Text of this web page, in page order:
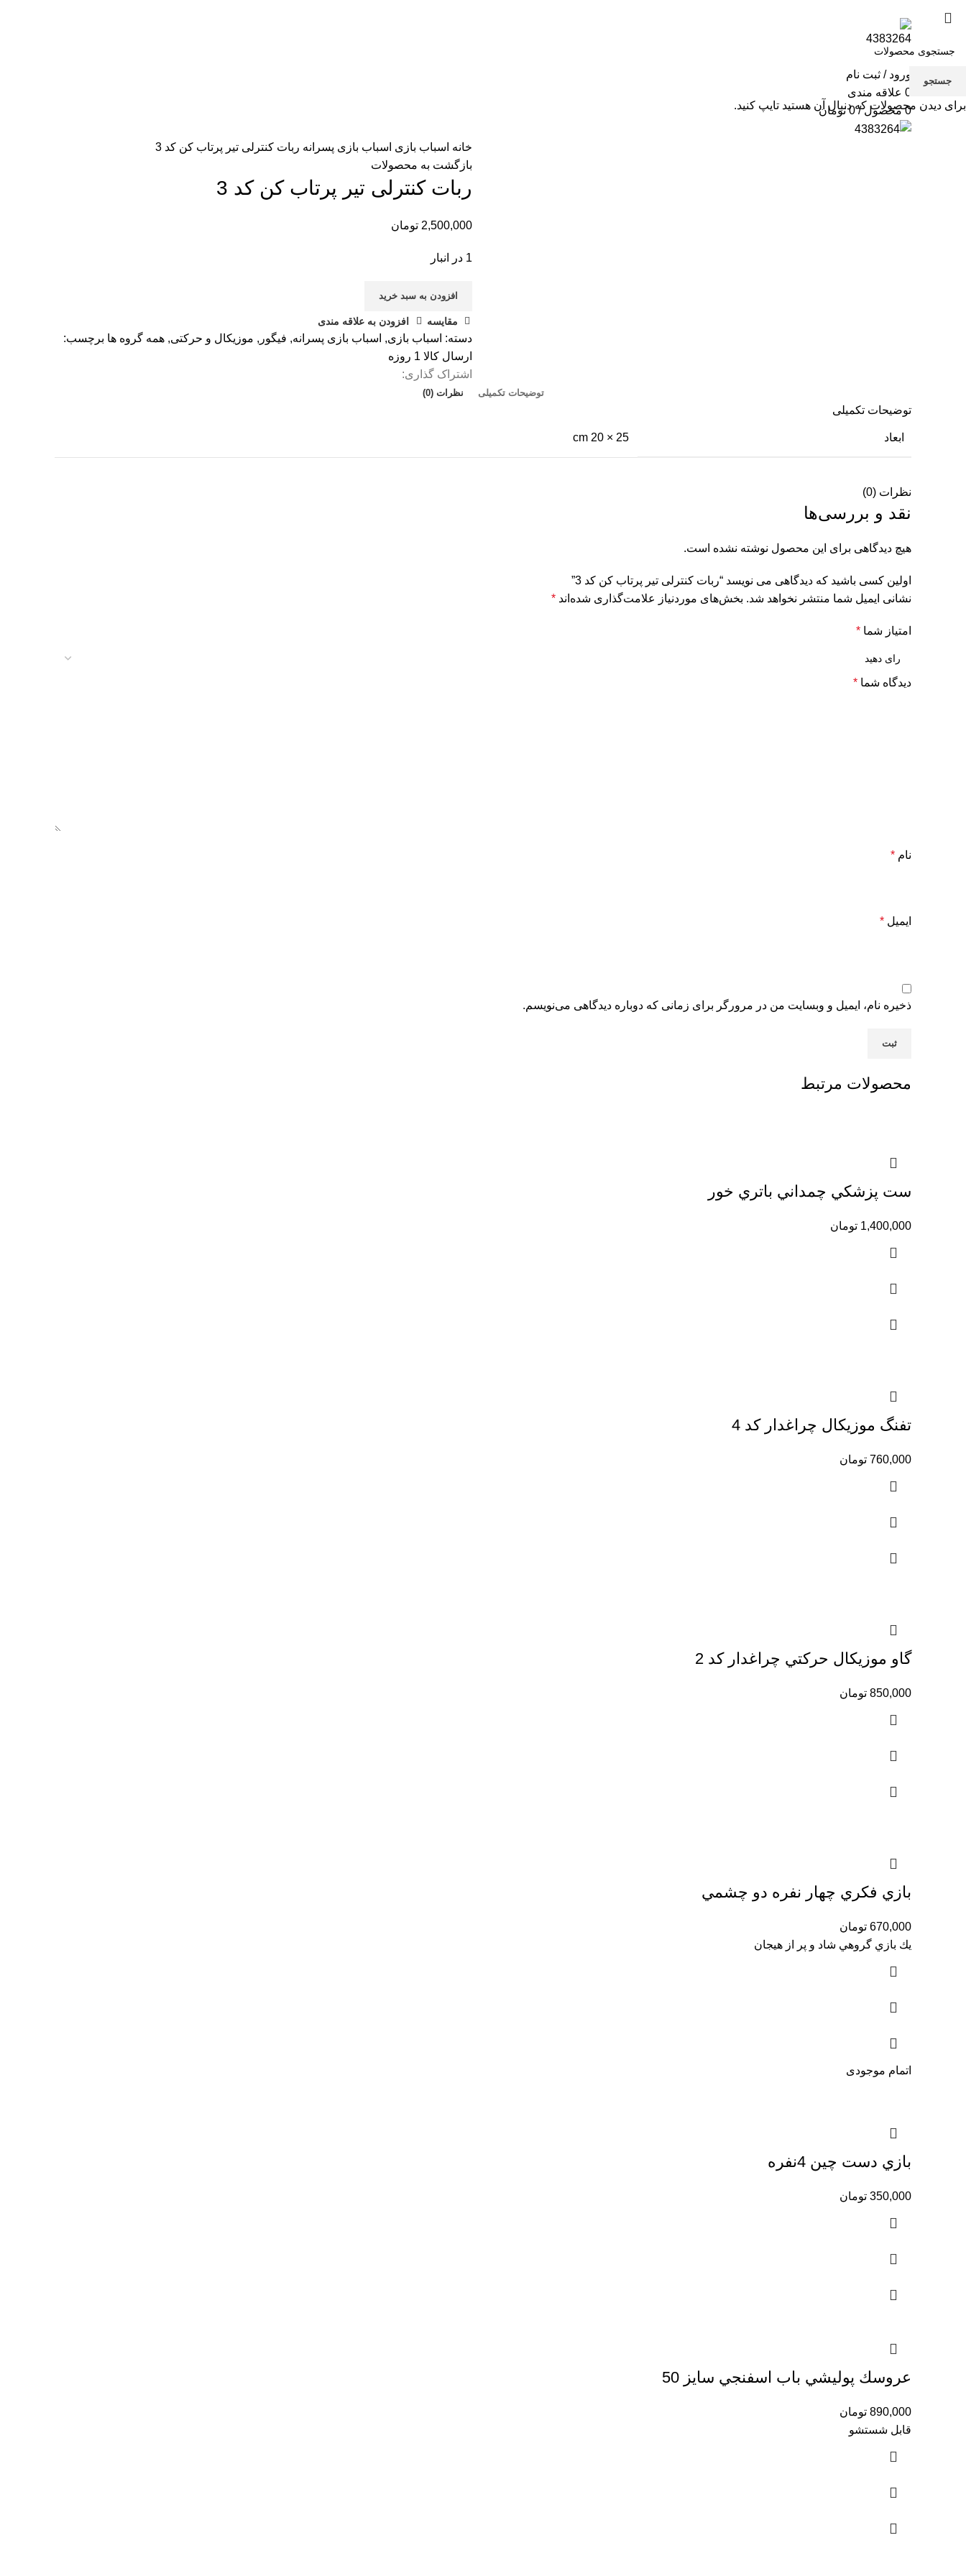
فروشگاه
ورود / ثبت نام
0 علاقه مندی
0 محصول /
0 تومان
خانه اسباب بازی اسباب بازی پسرانه ربات کنترلی تیر پرتاب کن كد 3
بازگشت به محصولات
ربات کنترلی تیر پرتاب کن كد 3
2,500,000 تومان
1 در انبار
افزودن به سبد خرید
مقایسه افزودن به علاقه مندی
دسته: اسباب بازی, اسباب بازی پسرانه, فیگور , موزیکال و حرکتی, همه گروه ها برچسب:
ارسال كالا 1 روزه
اشتراک گذاری:
توضیحات تکمیلی نظرات (0)
توضیحات تکمیلی
ابعاد 25 × 20 cm
نظرات (0)
نقد و بررسی‌ها
هیچ دیدگاهی برای این محصول نوشته نشده است.
اولین کسی باشید که دیدگاهی می نویسد “ربات کنترلی تیر پرتاب کن كد 3”
نشانی ایمیل شما منتشر نخواهد شد. بخش‌های موردنیاز علامت‌گذاری شده‌اند *
امتیاز شما *
دیدگاه شما *
نام *
ایمیل *
ذخیره نام، ایمیل و وبسایت من در مرورگر برای زمانی که دوباره دیدگاهی می‌نویسم.
محصولات مرتبط
ست پزشكي چمداني باتري خور
1,400,000 تومان
تفنگ موزيكال چراغدار كد 4
760,000 تومان
گاو موزيكال حركتي چراغدار كد 2
850,000 تومان
بازي فكري چهار نفره دو چشمي
670,000 تومان
يك بازي گروهي شاد و پر از هيجان
اتمام موجودی
بازي دست چين 4نفره
350,000 تومان
عروسك پوليشي باب اسفنجي سايز 50
890,000 تومان
قابل شستشو
جستجو
برای دیدن محصولات که دنبال آن هستید تایپ کنید.